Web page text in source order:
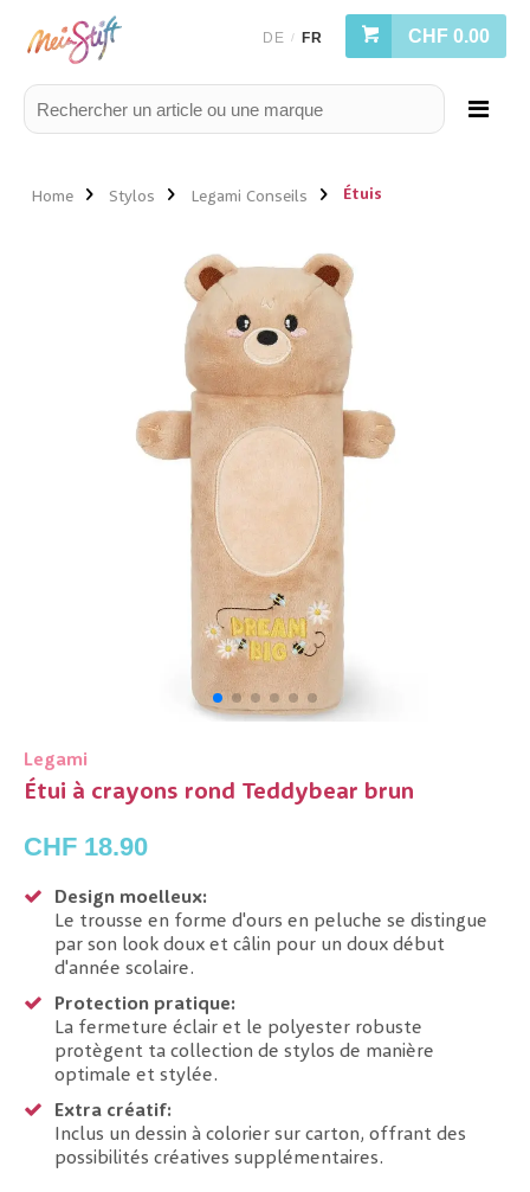
DE / FR CHF 0.00
Home Stylos Legami Conseils Étuis
Legami
Étui à crayons rond Teddybear brun
CHF 18.90
Design moelleux:
Le trousse en forme d'ours en peluche se distingue
par son look doux et câlin pour un doux début
d'année scolaire.
Protection pratique:
La fermeture éclair et le polyester robuste
protègent ta collection de stylos de manière
optimale et stylée.
Extra créatif:
Inclus un dessin à colorier sur carton, offrant des
possibilités créatives supplémentaires.